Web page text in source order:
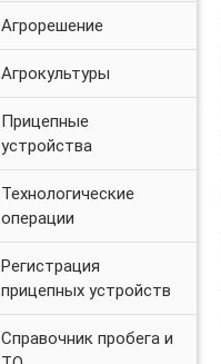
Агрорешение
Агрокультуры
Прицепные
устройства
Технологические
операции
Регистрация
прицепных устройств
Справочник пробега и